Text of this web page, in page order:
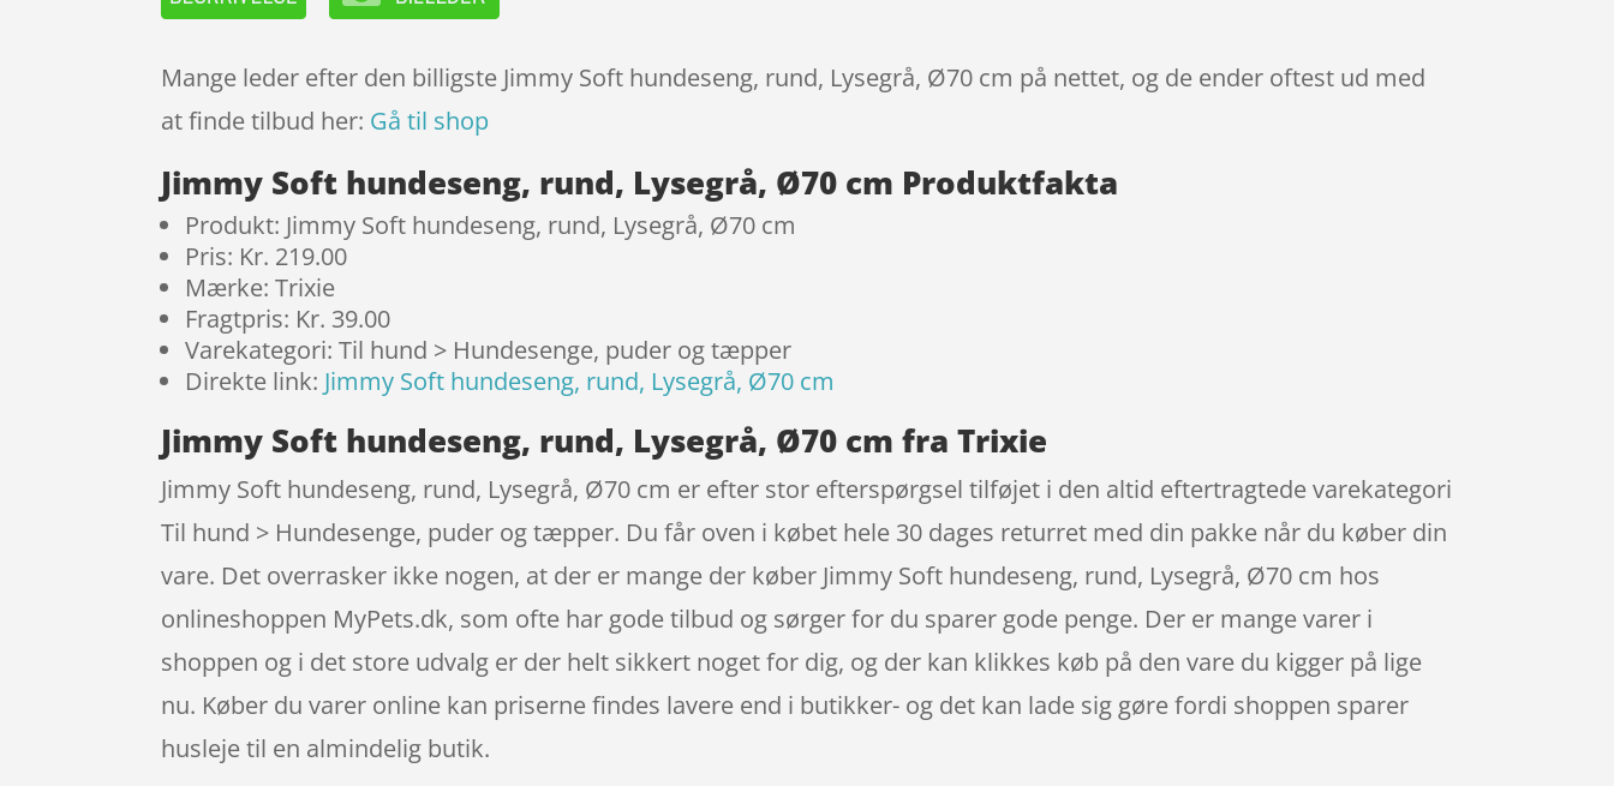
Mange leder efter den billigste Jimmy Soft hundeseng, rund, Lysegrå, Ø70 cm på nettet, og de ender oftest ud med
at finde tilbud her: Gå til shop
Jimmy Soft hundeseng, rund, Lysegrå, Ø70 cm Produktfakta
Produkt: Jimmy Soft hundeseng, rund, Lysegrå, Ø70 cm
Pris: Kr. 219.00
Mærke: Trixie
Fragtpris: Kr. 39.00
Varekategori: Til hund > Hundesenge, puder og tæpper
Direkte link: Jimmy Soft hundeseng, rund, Lysegrå, Ø70 cm
Jimmy Soft hundeseng, rund, Lysegrå, Ø70 cm fra Trixie
Jimmy Soft hundeseng, rund, Lysegrå, Ø70 cm er efter stor efterspørgsel tilføjet i den altid eftertragtede varekategori
Til hund > Hundesenge, puder og tæpper. Du får oven i købet hele 30 dages returret med din pakke når du køber din
vare. Det overrasker ikke nogen, at der er mange der køber Jimmy Soft hundeseng, rund, Lysegrå, Ø70 cm hos
onlineshoppen MyPets.dk, som ofte har gode tilbud og sørger for du sparer gode penge. Der er mange varer i
shoppen og i det store udvalg er der helt sikkert noget for dig, og der kan klikkes køb på den vare du kigger på lige
nu. Køber du varer online kan priserne findes lavere end i butikker- og det kan lade sig gøre fordi shoppen sparer
husleje til en almindelig butik.